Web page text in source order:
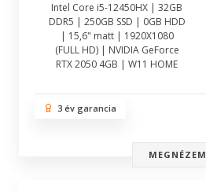
Intel Core i5-12450HX | 32GB
DDR5 | 250GB SSD | 0GB HDD
| 15,6" matt | 1920X1080
(FULL HD) | NVIDIA GeForce
RTX 2050 4GB | W11 HOME
3 év garancia
MEGNÉZEM